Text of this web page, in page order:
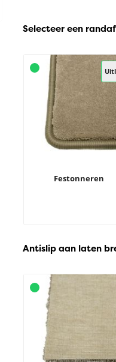
Selecteer een
Festonneren
Antislip aan laten
Bordeaux |